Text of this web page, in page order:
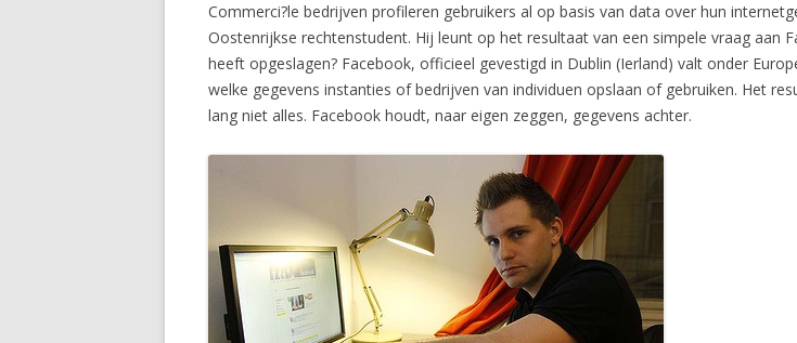
Commerci?le bedrijven profileren gebruikers al op basis van data over hun
Oostenrijkse rechtenstudent. Hij leunt op het resultaat van een simpele vraag aan
heeft opgeslagen? Facebook, officieel gevestigd in Dublin (Ierland) valt onder
welke gegevens instanties of bedrijven van individuen opslaan of gebruiken. Het
lang niet alles. Facebook houdt, naar eigen zeggen, gegevens achter.